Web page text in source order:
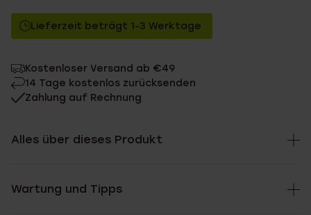
Lieferzeit beträgt 1-3 Werktage
Kostenloser Versand ab €49
14 Tage kostenlos zurücksenden
Zahlung auf Rechnung
Alles über dieses Produkt
Wartung und Tipps